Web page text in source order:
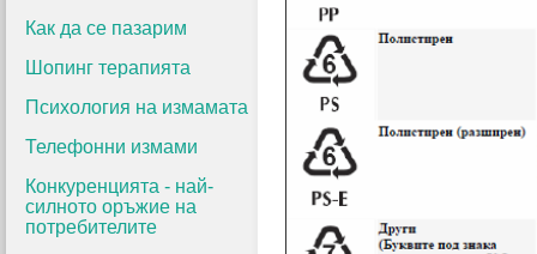
Как да се пазарим
Шопинг терапията
Психология на измамата
Телефонни измами
Конкуренцията - най-
силното оръжие на
потребителите